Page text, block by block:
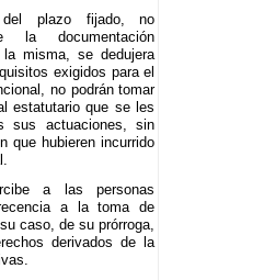
del plazo fijado, no
la documentación
misma, se dedujera
exigidos para el
no podrán tomar
estatutario que se les
sus actuaciones, sin
que hubieren incurrido
a las personas
a la toma de
caso, de su prórroga,
derivados de la